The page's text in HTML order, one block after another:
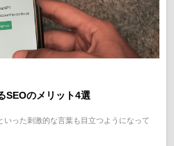
SEOのメリット4選
いった刺激的な言葉も目立つようになって